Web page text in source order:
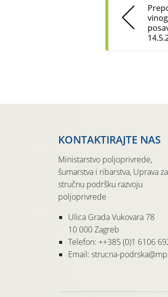
KONTAKTIRAJTE NAS
Ministarstvo poljoprivrede,
šumarstva i ribarstva, Uprava za
stručnu podršku razvoju
poljoprivrede
Ulica Grada Vukovara 78
10 000 Zagreb
Telefon: ++385 (0)1 6106
Email: strucna-